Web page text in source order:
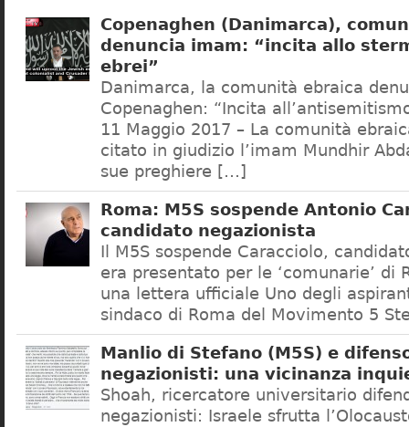
Copenaghen (Danimarca),
denuncia imam: “incita allo
ebrei”
Danimarca, la comunità ebraica
Copenaghen: “Incita
11 Maggio 2017 – La comunità
citato in giudizio l’imam Mundhir
sue preghiere […]
Roma: M5S sospende Antonio
candidato negazionista
Il M5S sospende Caracciolo,
era presentato per le ‘comunarie’ di
una lettera ufficiale Uno degli
sindaco di Roma del Movimento 5
Manlio di Stefano (M5S) e
negazionisti: una vicinanza
Shoah, ricercatore universitario
negazionisti: Israele sfrutta